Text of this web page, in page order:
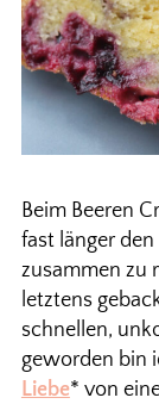
Beim Beeren
fast länger
zusammen zu
letztens
schnellen,
geworden bin
Liebe* von